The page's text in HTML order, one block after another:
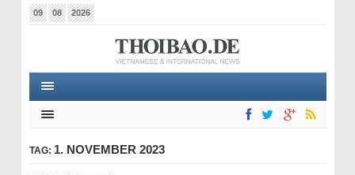
09 08 2026
TAG: 1. NOVEMBER 2023